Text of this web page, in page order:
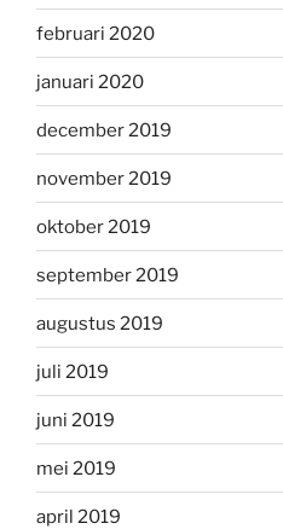
februari 2020
januari 2020
december 2019
november 2019
oktober 2019
september 2019
augustus 2019
juli 2019
juni 2019
mei 2019
april 2019